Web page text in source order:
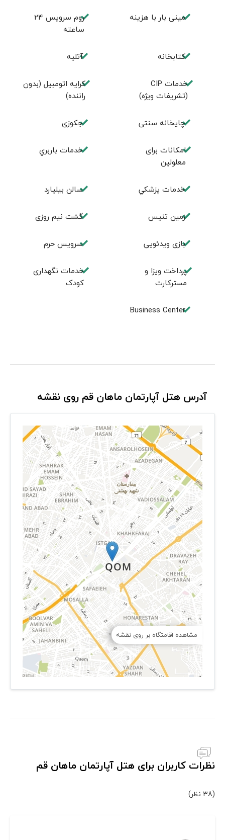
مینی بار با هزینه
روم سرويس 24
ساعته
كتابخانه آتلیه
خدمات CIP
(تشریفات ویژه)
کرایه اتومبیل (بدون
راننده)
چايخانه سنتی جكوزی
امكانات برای
معلولين
خدمات باربري
خدمات پزشكي سالن بيليارد
زمين تنيس گشت نیم روزی
بازی ویدئویی سرویس حرم
پرداخت ویزا و
مسترکارت
خدمات نگهداری
کودک
Business Center
آدرس هتل آپارتمان ماهان قم روی نقشه
مشاهده اقامتگاه بر روی نقشه
نظرات کاربران برای هتل آپارتمان ماهان قم
(38 نظر)